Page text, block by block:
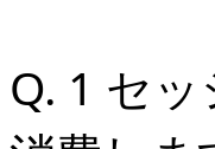
Q. 1 セ